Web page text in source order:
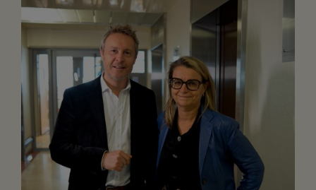
FAIRE UN DON
ASSURANCE VIE/LEGS
ESPACE PRESSE
JE DEVIENS
BÉNÉVOLE
DEVENIR
UN PETIT PRINCE